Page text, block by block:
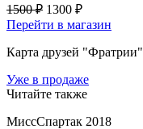
1500 ₽ 1300 ₽
Перейти в магазин
Карта друзей "Фратрии"
Уже в продаже
Читайте также
МиссСпартак 2018